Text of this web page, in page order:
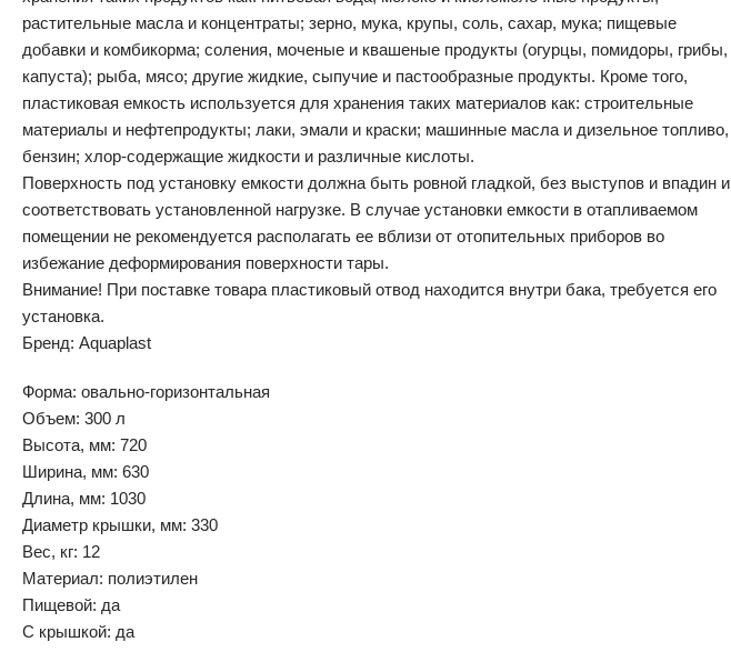
растительные масла и концентраты; зерно, мука, крупы, соль, сахар, мука; пищевые
добавки и комбикорма; соления, моченые и квашеные продукты (огурцы, помидоры, грибы,
капуста); рыба, мясо; другие жидкие, сыпучие и пастообразные продукты. Кроме того,
пластиковая емкость используется для хранения таких материалов как: строительные
материалы и нефтепродукты; лаки, эмали и краски; машинные масла и дизельное топливо,
бензин; хлор-содержащие жидкости и различные кислоты.
Поверхность под установку емкости должна быть ровной гладкой, без выступов и впадин и
соответствовать установленной нагрузке. В случае установки емкости в отапливаемом
помещении не рекомендуется располагать ее вблизи от отопительных приборов во
избежание деформирования поверхности тары.
Внимание! При поставке товара пластиковый отвод находится внутри бака, требуется его
установка.
Бренд: Aquaplast
Форма: овально-горизонтальная
Объем: 300 л
Высота, мм: 720
Ширина, мм: 630
Длина, мм: 1030
Диаметр крышки, мм: 330
Вес, кг: 12
Материал: полиэтилен
Пищевой: да
С крышкой: да